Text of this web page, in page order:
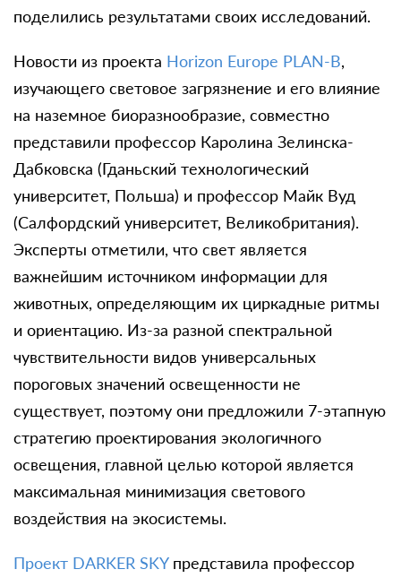
поделились результатами своих исследований.
Новости из проекта Horizon Europe PLAN-B,
изучающего световое загрязнение и его влияние
на наземное биоразнообразие, совместно
представили профессор Каролина Зелинска-
Дабковска (Гданьский технологический
университет, Польша) и профессор Майк Вуд
(Салфордский университет, Великобритания).
Эксперты отметили, что свет является
важнейшим источником информации для
животных, определяющим их циркадные ритмы
и ориентацию. Из-за разной спектральной
чувствительности видов универсальных
пороговых значений освещенности не
существует, поэтому они предложили 7-этапную
стратегию проектирования экологичного
освещения, главной целью которой является
максимальная минимизация светового
воздействия на экосистемы.
Проект DARKER SKYпредставила профессор